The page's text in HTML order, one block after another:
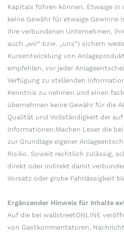
Kapitals führen können. Etwaige in
keine Gewähr für etwaige Gewinne
ihre verbundenen Unternehmen,
auch „wir“ bzw. „uns“) sichern
Kursentwicklung von
empfehlen, vor jeder
Verfügung zu stellenden
Kenntnis zu nehmen und einen
übernehmen keine Gewähr für die
Qualität und Vollständigkeit der
Informationen.Machen Leser die
zur Grundlage eigener
Risiko. Soweit rechtlich zulässig,
direkt oder indirekt damit
Vorsatz oder grobe Fahrlässigkeit
Ergänzender Hinweis für Inhalte
Auf die bei wallstreetONLINE
von Gastkommentatoren,